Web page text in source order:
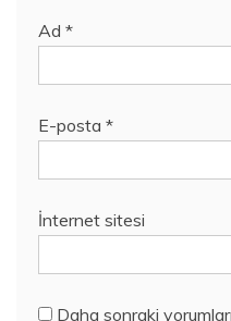
Ad *
E-posta *
İnternet sitesi
Daha sonraki